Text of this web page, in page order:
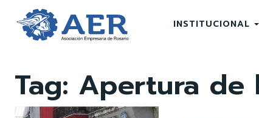
INSTITUCIONAL
Tag: Apertura de